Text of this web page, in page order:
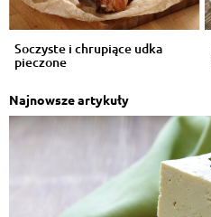
Soczyste i chrupiące udka
pieczone
Najnowsze artykuły